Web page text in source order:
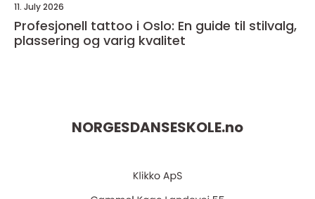
11. July 2026
Profesjonell tattoo i Oslo: En guide til stilvalg,
plassering og varig kvalitet
NORGESDANSESKOLE.no